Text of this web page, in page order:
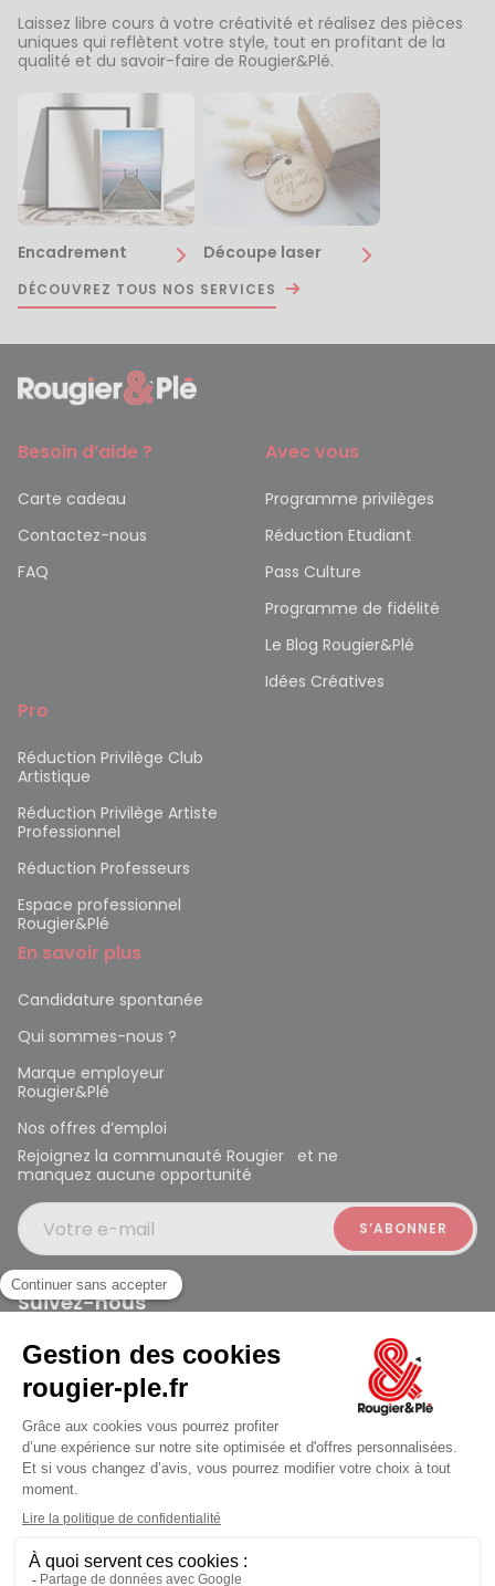
jusqu'au Samedi à 10:00
Laissez libre cours à votre créativité et réalisez des pièces
uniques qui reflètent votre style, tout en profitant de la
qualité et du savoir-faire de Rougier&Plé.
Encadrement Découpe laser
DÉCOUVREZ TOUS NOS SERVICES
Besoin d’aide ?
Carte cadeau
Contactez-nous
FAQ
Avec vous
Programme privilèges
Réduction Etudiant
Pass Culture
Programme de fidélité
Le Blog Rougier&Plé
Idées Créatives
Pro
Réduction Privilège Club
Artistique
Réduction Privilège Artiste
Professionnel
Réduction Professeurs
Espace professionnel
Rougier&Plé
En savoir plus
Candidature spontanée
Qui sommes-nous ?
Marque employeur
Rougier&Plé
Nos offres d’emploi
Rejoignez la communauté Rougier et ne
manquez aucune opportunité
Votre e-mail
Suivez-nous
Rougier et Plé 2024 Copyright
Mentions légales
Conditions générales des ventes